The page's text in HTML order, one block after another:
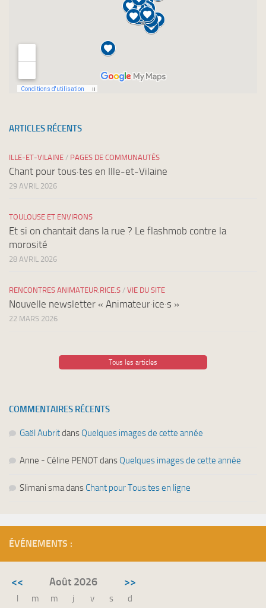
ARTICLES RÉCENTS
ILLE-ET-VILAINE / PAGES DE COMMUNAUTÉS
Chant pour tous·tes en Ille-et-Vilaine
29 AVRIL 2026
TOULOUSE ET ENVIRONS
Et si on chantait dans la rue ? Le flashmob contre la
morosité
28 AVRIL 2026
RENCONTRES ANIMATEUR.RICE.S / VIE DU SITE
Nouvelle newsletter « Animateur·ice·s »
22 MARS 2026
Tous les articles
COMMENTAIRES RÉCENTS
Gaël Aubritdans Quelques images de cette année
Anne - Céline PENOTdans Quelques images de cette année
Slimani smadans Chant pour Tous.tes en ligne
ÉVÉNEMENTS :
<< Août 2026 >>
l m m j v s
d